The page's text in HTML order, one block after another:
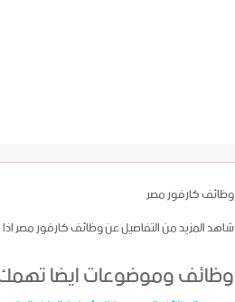
وظائف كارفور مصر
شاهد المزيد من التفاصيل عن وظائف كارفور مصر
وظائف وموضوعات ايضا